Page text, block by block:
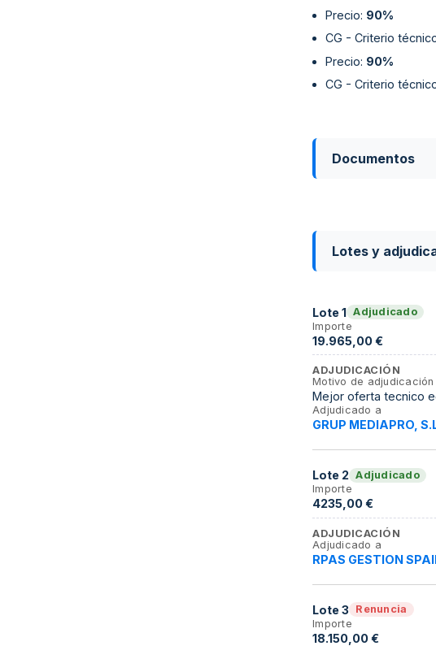
Precio: 90%
CG - Criterio
Precio: 90%
CG - Criterio
Documentos
Lotes y
Lote1 Adjudicado
Importe
19.965,00 €
ADJUDICACIÓN
Motivo de adjudicación
Mejor oferta tecnico
Adjudicado a
GRUP MEDIAPRO,
Lote 2
Adjudicado
Importe
4235,00 €
ADJUDICACIÓN
Adjudicado a
RPAS GESTION
Lote3 Renuncia
Importe
18.150,00 €